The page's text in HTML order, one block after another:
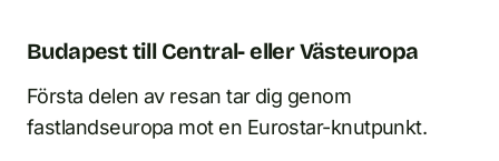
Budapest till Central- eller Västeuropa
Första delen av resan tar dig genom
fastlandseuropa mot en Eurostar-knutpunkt.